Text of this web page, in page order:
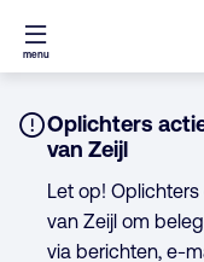
Direct
naar
menu
Notice:
Oplichters
van Zeijl
Let op!
van Zeijl om
via berichten, e-